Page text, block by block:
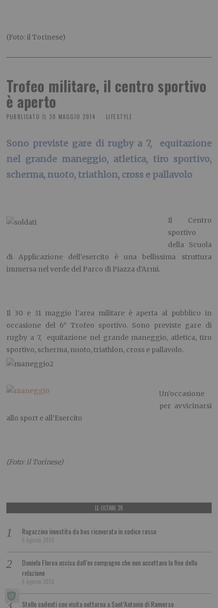
(Foto: il Torinese)
Trofeo militare, il centro sportivo
è aperto
PUBBLICATO IL 30 MAGGIO 2014 LIFESTYLE
Sono previste gare di rugby a 7, equitazione
nel grande maneggio, atletica, tiro sportivo,
scherma, nuoto, triathlon, cross e pallavolo
Il Centro
sportivo
della Scuola
di Applicazione dell’esercito è una bellissima struttura
immersa nel verde del Parco di Piazza d’Armi.
Il 30 e 31 maggio l’area militare è aperta al pubblico in
occasione del 6° Trofeo sportivo. Sono previste gare di
rugby a 7, equitazione nel grande maneggio, atletica, tiro
sportivo, scherma, nuoto, triathlon, cross e pallavolo.
Un’occasione
per avvicinarsi
allo sport e all’Esercito
(Foto: il Torinese)
LE ULTIME 20
Ragazzina investita da bus ricoverata in codice rosso
6 Agosto 2026
Daniela Florea uccisa dall’ex compagno che non accettava la fine della
relazione
6 Agosto 2026
Stelle cadenti con visita notturna a Sant’Antonio di Ranverso